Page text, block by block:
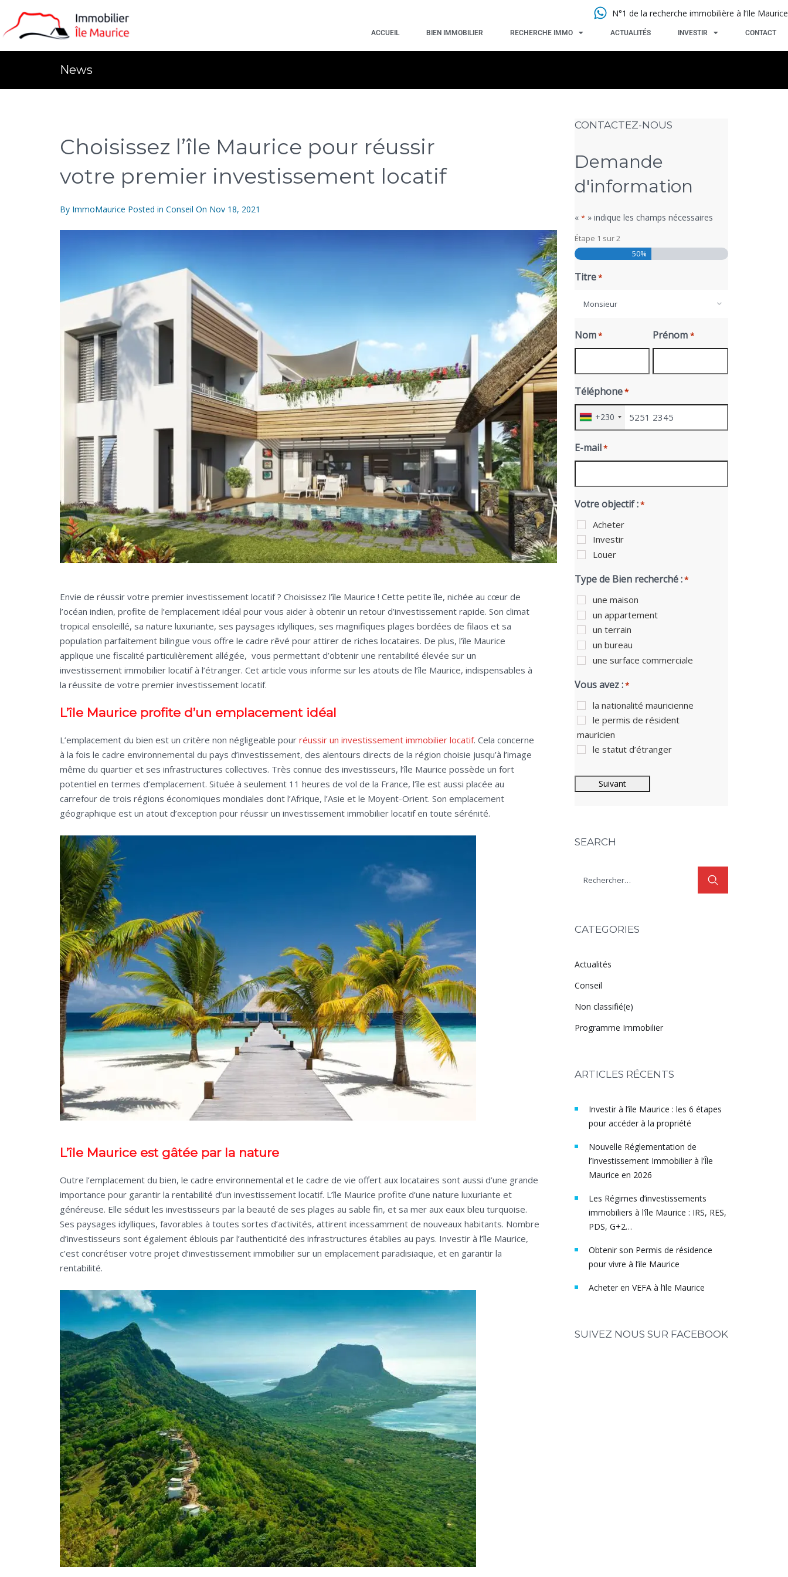
N°1 de la recherche immobilière à l’Ile Maurice
ACCUEIL BIEN IMMOBILIER RECHERCHE IMMO ACTUALITÉS INVESTIR CONTACT
News
Choisissez l’île Maurice pour réussir
votre premier investissement locatif
By ImmoMaurice Posted in Conseil On Nov 18, 2021
Envie de réussir votre premier investissement locatif ? Choisissez l’île Maurice ! Cette petite île, nichée au cœur de
l’océan indien, profite de l’emplacement idéal pour vous aider à obtenir un retour d’investissement rapide. Son climat
tropical ensoleillé, sa nature luxuriante, ses paysages idylliques, ses magnifiques plages bordées de filaos et sa
population parfaitement bilingue vous offre le cadre rêvé pour attirer de riches locataires. De plus, l’île Maurice
applique une fiscalité particulièrement allégée, vous permettant d’obtenir une rentabilité élevée sur un
investissement immobilier locatif à l’étranger. Cet article vous informe sur les atouts de l’île Maurice, indispensables à
la réussite de votre premier investissement locatif.
L’île Maurice profite d’un emplacement idéal
L’emplacement du bien est un critère non négligeable pour réussir un investissement immobilier locatif. Cela concerne
à la fois le cadre environnemental du pays d’investissement, des alentours directs de la région choisie jusqu’à l’image
même du quartier et ses infrastructures collectives. Très connue des investisseurs, l’île Maurice possède un fort
potentiel en termes d’emplacement. Située à seulement 11 heures de vol de la France, l’île est aussi placée au
carrefour de trois régions économiques mondiales dont l’Afrique, l’Asie et le Moyent-Orient. Son emplacement
géographique est un atout d’exception pour réussir un investissement immobilier locatif en toute sérénité.
L’île Maurice est gâtée par la nature
Outre l’emplacement du bien, le cadre environnemental et le cadre de vie offert aux locataires sont aussi d’une grande
importance pour garantir la rentabilité d’un investissement locatif. L’île Maurice profite d’une nature luxuriante et
généreuse. Elle séduit les investisseurs par la beauté de ses plages au sable fin, et sa mer aux eaux bleu turquoise.
Ses paysages idylliques, favorables à toutes sortes d’activités, attirent incessamment de nouveaux habitants. Nombre
d’investisseurs sont également éblouis par l’authenticité des infrastructures établies au pays. Investir à l’île Maurice,
c’est concrétiser votre projet d’investissement immobilier sur un emplacement paradisiaque, et en garantir la
rentabilité.
CONTACTEZ-NOUS
Demande
d'information
« *» indique les champs nécessaires
Étape 1 sur2
50%
Titre*
Monsieur
Nom* Prénom *
Téléphone*
+230
E-mail*
Votre objectif :*
Acheter
Investir
Louer
Type de Bien recherché :*
une maison
un appartement
un terrain
un bureau
une surface commerciale
Vous avez :*
la nationalité mauricienne
le permis de résident
mauricien
le statut d’étranger
SEARCH
CATEGORIES
Actualités
Conseil
Non classifié(e)
Programme Immobilier
ARTICLES RÉCENTS
Investir à l’île Maurice : les 6 étapes
pour accéder à la propriété
Nouvelle Réglementation de
l’Investissement Immobilier à l’Île
Maurice en 2026
Les Régimes d’investissements
immobiliers à l’île Maurice : IRS, RES,
PDS, G+2…
Obtenir son Permis de résidence
pour vivre à l’ile Maurice
Acheter en VEFA à l’ile Maurice
SUIVEZ NOUS SUR FACEBOOK